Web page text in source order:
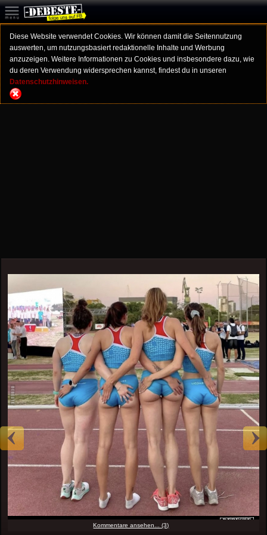
Diese Website verwendet Cookies. Wir können damit die Seitennutzung
auswerten, um nutzungsbasiert redaktionelle Inhalte und Werbung
anzuzeigen. Weitere Informationen zu Cookies und insbesondere dazu, wie
du deren Verwendung widersprechen kannst, findest du in unseren
Datenschutzhinweisen.
Kommentare ansehen... (3)